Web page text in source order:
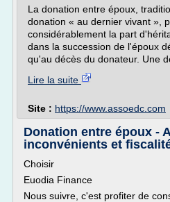
La donation entre époux,
donation « au dernier vivant »,
considérablement la part
dans la succession de l'époux
qu'au décès du donateur. Une
Lire la suite
Site : https://www.assoedc.com
Donation entre époux -
inconvénients et
Choisir
Euodia Finance
Nous suivre, c'est profiter de